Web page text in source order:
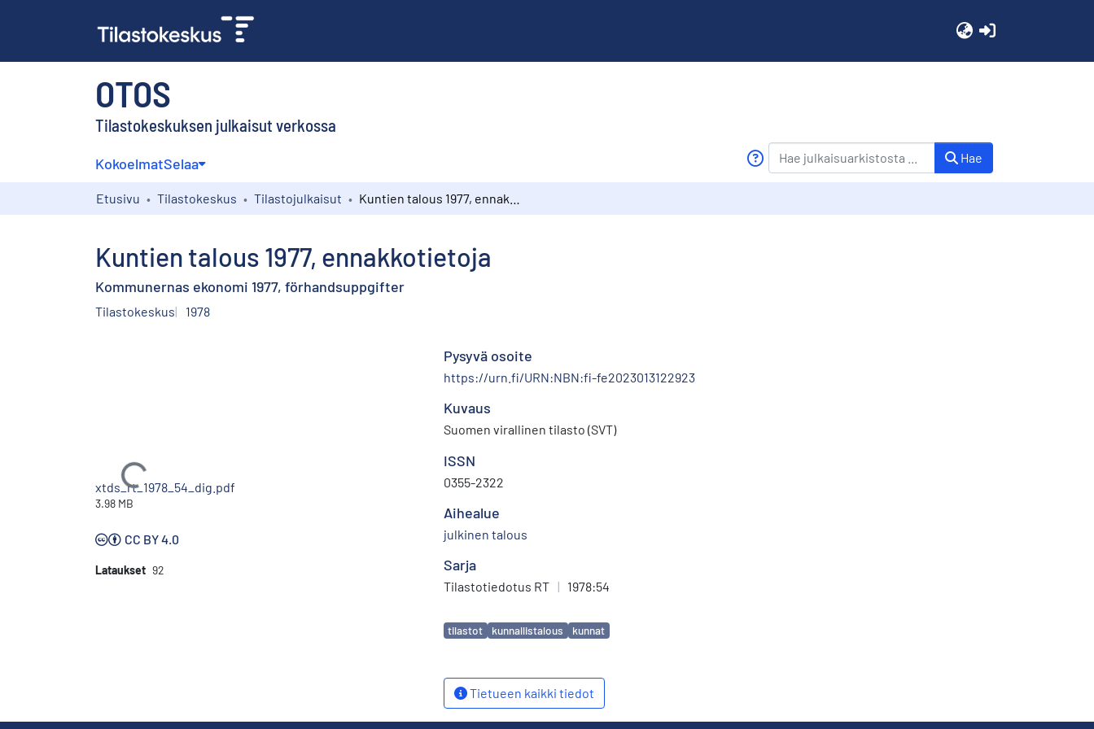
OTOS
Tilastokeskuksen julkaisut verkossa
KokoelmatSelaa Hae
Etusivu Tilastokeskus Tilastojulkaisut
Kuntien talous 1977, ennakkotietoja
Kommunernas ekonomi 1977, förhandsuppgifter
Tilastokeskus 1978
Ladataan...
xtds_rt_1978_54_dig.pdf
3.98 MB
CC BY 4.0
Lataukset 92
Pysyvä osoite
https://urn.fi/URN:NBN:fi-fe2023013122923
Kuvaus
Suomen virallinen tilasto (SVT)
ISSN
0355-2322
Aihealue
julkinen talous
Sarja
Tilastotiedotus RT | 1978:54
Avainsanat
tilastot kunnallistalous kunnat
Tietueen kaikki tiedot